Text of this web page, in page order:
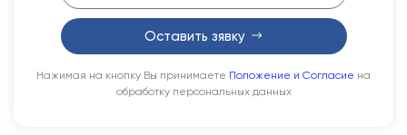
Оставить зявку
Нажимая на кнопку Вы принимаете Положение и Согласие на
обработку персональных данных